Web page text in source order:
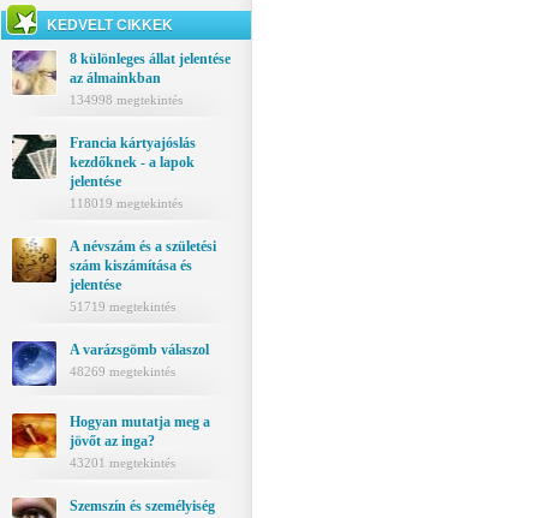
KEDVELT CIKKEK
8 különleges állat jelentése
az álmainkban
134998 megtekintés
Francia kártyajóslás
kezdőknek - a lapok
jelentése
118019 megtekintés
A névszám és a születési
szám kiszámítása és
jelentése
51719 megtekintés
A varázsgömb válaszol
48269 megtekintés
Hogyan mutatja meg a
jövőt az inga?
43201 megtekintés
Szemszín és személyiség